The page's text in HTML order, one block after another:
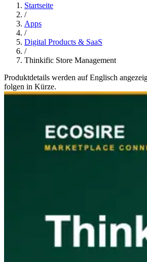
Startseite
/
Apps
/
Digital Products & SaaS
/
Thinkific Store Management
Produktdetails werden auf Englisch
folgen in Kürze.